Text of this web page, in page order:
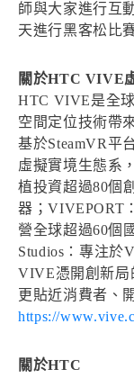
師與大家進行互
天進行黑客松比
關於HTC VIVE
HTC VIVE是全
空間定位技術帶
基於SteamVR平
虛擬實境生態系
植投資超過80個
器；VIVEPORT
營全球超過60個
Studios：專注於
VIVE憑開創新局
更貼近消費者、
https://
關於HTC